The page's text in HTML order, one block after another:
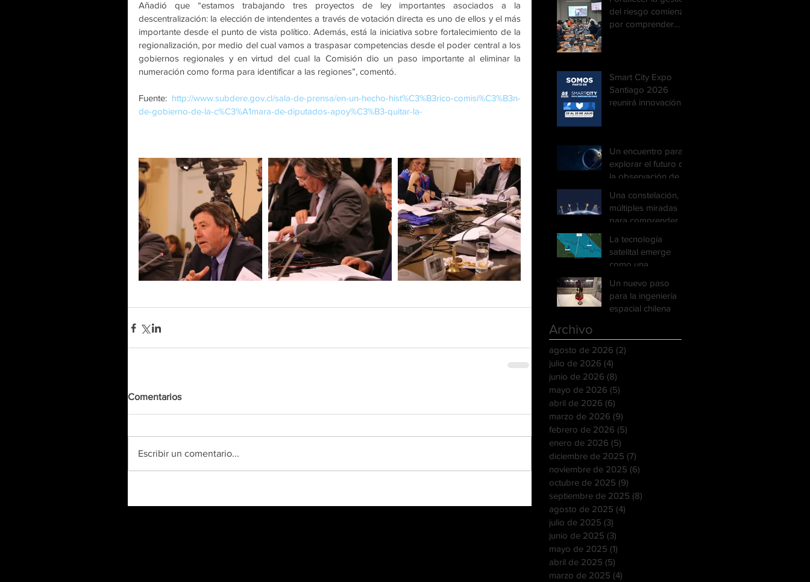
Añadió que “estamos trabajando tres proyectos de ley importantes asociados a la
descentralización: la elección de intendentes a través de votación directa es uno de ellos y el más
importante desde el punto de vista político. Además, está la iniciativa sobre fortalecimiento de la
regionalización, por medio del cual vamos a traspasar competencias desde el poder central a los
gobiernos regionales y en virtud del cual la Comisión dio un paso importante al eliminar la
numeración como forma para identificar a las regiones”, comentó.
Fuente: http://www.subdere.gov.cl/sala-de-prensa/en-un-hecho-hist%C3%B3rico-comisi%C3%B3n-
de-gobierno-de-la-c%C3%A1mara-de-diputados-apoy%C3%B3-quitar-la-​
Comentarios
Escribir un comentario...
fortalece el
monitoreo territorial
del riesgo comienza
por comprender
Smart City Expo
Santiago 2026
reunirá innovación y
Un encuentro para
explorar el futuro de
la observación de la
Una constelación,
múltiples miradas
para comprender
constante cambio
La tecnología
satelital emerge
como una
para detectar la
minería ilegal en la
Amazonía
Un nuevo paso
para la ingeniería
espacial chilena
Archivo
agosto de 2026 (2)
julio de 2026 (4)
junio de 2026 (8)
mayo de 2026 (5)
abril de 2026 (6)
marzo de 2026 (9)
febrero de 2026 (5)
enero de 2026 (5)
diciembre de 2025 (7)
noviembre de 2025 (6)
octubre de 2025 (9)
septiembre de 2025 (8)
agosto de 2025 (4)
julio de 2025 (3)
junio de 2025 (3)
mayo de 2025 (1)
abril de 2025 (5)
marzo de 2025 (4)